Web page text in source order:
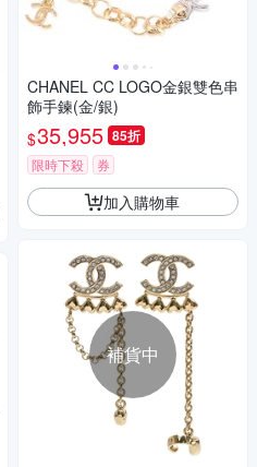
CHANEL CC LOGO金銀雙色串
飾手鍊(金/銀)
$35,955 85折
限時下殺 券
加入購物車
補貨中